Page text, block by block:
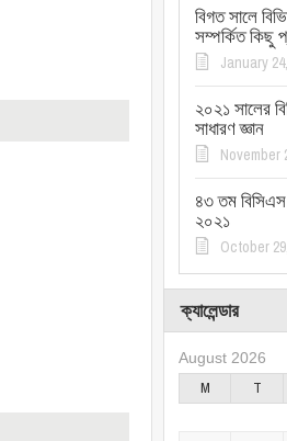
বিগত সালে
সম্পর্কিত কিছু
January
২০২১ সালের
সাধারণ জ্ঞান
November
৪৩ তম বিসিএস
২০২১
October
ক্যালেন্ডার
August 2026
M T